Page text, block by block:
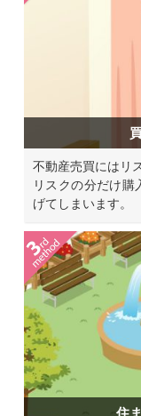
不動産売買にはリ
リスクの分だけ
げてしまいます。